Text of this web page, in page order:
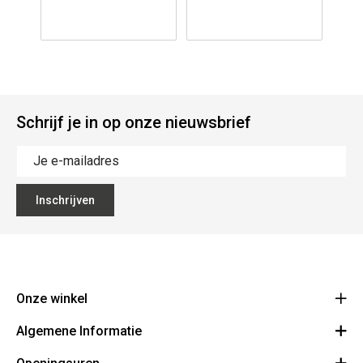
Schrijf je in op onze nieuwsbrief
Inschrijven
Onze winkel
Ecoflora
Algemene Informatie